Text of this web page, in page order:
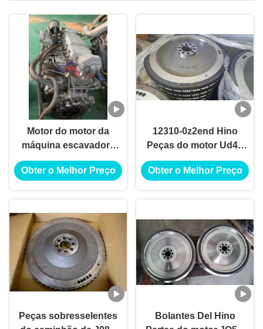
Motor do motor da
máquina escavadora
J05E usado para o
motor de HINO J05E
Obter o Melhor Preço
12310-0z2end Hino
Peças do motor Ud40
Fd35 Volante
123100z2end Bolantes
Obter o Melhor Preço
Peças sobresselentes
Bolantes Del Hino